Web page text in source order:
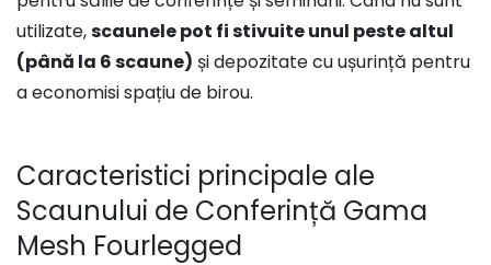
utilizate,scaunele pot fi stivuite unul peste altul
(până la 6 scaune) și depozitate cu ușurință pentru
a economisi spațiu de birou.
Caracteristici principale ale
Scaunului de Conferință Gama
Mesh Fourlegged